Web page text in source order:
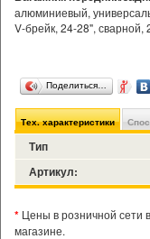
алюминиевый,
V-брейк, 24-28", сварной,
Поделиться…
Тех. характеристики
Тип
Артикул:
* Цены в розничной сети
магазине.